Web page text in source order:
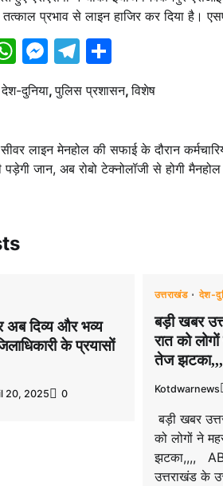
प्रभाव से लाइन हाजिर कर दिया है।
WhatsApp
Messenger
Telegram
देश-दुनिया,पुलिस प्रशासन,विशेष
लाइन मेनहोल की सफाई के दौरान
पड़ेगी जान, अब रोबो टेक्नोलॉजी से होगी
अब दिव्य और भव्य
के प्रयासों
20, 2025 0
उत्तराखंड देश-
बड़ी खबर
रात को
तेज
Kotdwarnews
बड़ी खबर
को लोगों ने
झटका,,,,
उत्तराखंड के